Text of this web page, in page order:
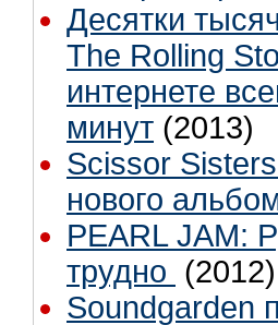
Десятки
The Rolling
интернете
минут (2013)
Scissor
нового
PEARL JAM:
трудно (2012)
Soundgarden